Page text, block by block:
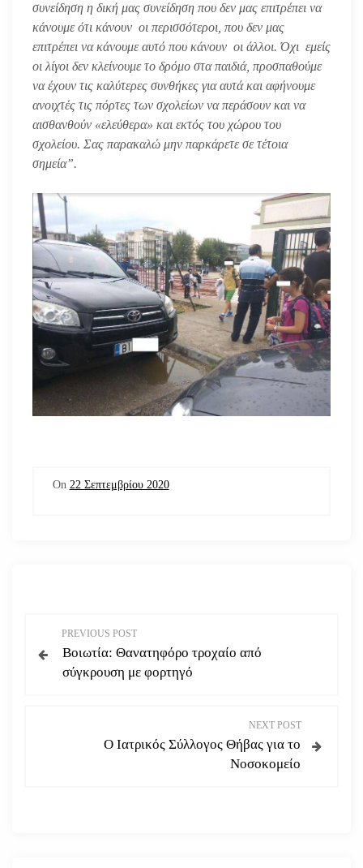
συνείδηση η δική μας συνείδηση που δεν μας επιτρέπει να
κάνουμε ότι κάνουν οι περισσότεροι, που δεν μας
επιτρέπει να κάνουμε αυτό που κάνουν οι άλλοι. Όχι εμείς
οι λίγοι δεν κλείνουμε το δρόμο στα παιδιά, προσπαθούμε
να έχουν τις καλύτερες συνθήκες για αυτά και αφήνουμε
ανοιχτές τις πόρτες των σχολείων να περάσουν και να
αισθανθούν «ελεύθερα» και εκτός του χώρου του
σχολείου. Σας παρακαλώ μην παρκάρετε σε τέτοια
σημεία”.
On 22 Σεπτεμβρίου 2020
λ
PREVIOUS POST
Βοιωτία: Θανατηφόρο τροχαίο από
σύγκρουση με φορτηγό
NEXT POST
Ο Ιατρικός Σύλλογος Θήβας για το
Νοσοκομείο